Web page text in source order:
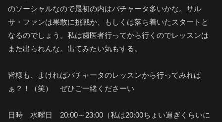
のソーシャルなので最初の内はバチャータ多いかな。サル
サ・ファンは果敢に挑戦か、もしくは落ち着いたスタートと
なるのでしょう。私は歯医者行ってから行くのでレッスンは
また出られんな。出てみたい気もする。
皆様も、よければバチャータのレッスンから行ってみれば
ぁ？！（笑） ぜひご一緒くださーい
日時 水曜日 20:00～23:00（私は20:00ちょい過ぎくらいに